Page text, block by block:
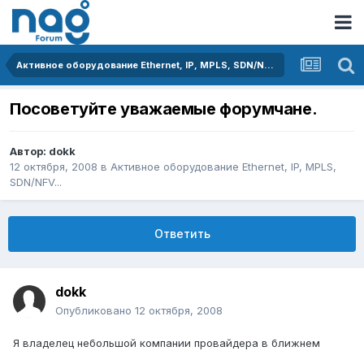
Активное оборудование Ethernet, IP, MPLS, SDN/NFV...
Посоветуйте уважаемые форумчане.
Автор: dokk
12 октября, 2008 в Активное оборудование Ethernet, IP, MPLS,
SDN/NFV...
Ответить
dokk
Опубликовано 12 октября, 2008
Я владелец небольшой компании провайдера в ближнем